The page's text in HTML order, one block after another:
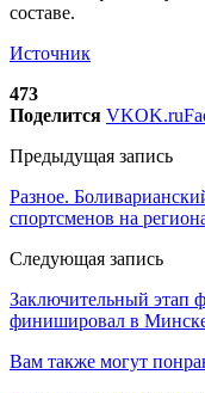
составе.
Источник
473
Поделится VKOK.ru
Предыдущая запись
Разное.
спортсменов на
Следующая запись
Заключительный этап
финишировал в
Вам также могут